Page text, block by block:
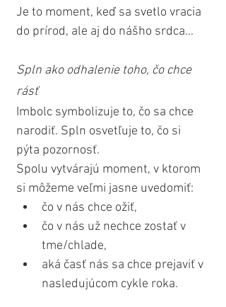
Je to moment, keď sa svetlo vracia
do prírod, ale aj do nášho srdca...
Spln ako odhalenie toho, čo chce
rásť
Imbolc symbolizuje to, čo sa chce
narodiť. Spln osvetľuje to, čo si
pýta pozornosť.
Spolu vytvárajú moment, v ktorom
si môžeme veľmi jasne uvedomiť:
čo v nás chce ožiť,
čo v nás už nechce zostať v
tme/chlade,
aká časť nás sa chce prejaviť v
nasledujúcom cykle roka.